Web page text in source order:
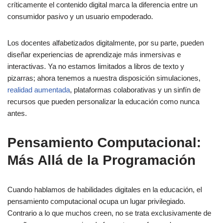
críticamente el contenido digital marca la diferencia entre un
consumidor pasivo y un usuario empoderado.
Los docentes alfabetizados digitalmente, por su parte, pueden
diseñar experiencias de aprendizaje más inmersivas e
interactivas. Ya no estamos limitados a libros de texto y
pizarras; ahora tenemos a nuestra disposición simulaciones,
realidad aumentada, plataformas colaborativas y un sinfín de
recursos que pueden personalizar la educación como nunca
antes.
Pensamiento Computacional:
Más Allá de la Programación
Cuando hablamos de habilidades digitales en la educación, el
pensamiento computacional ocupa un lugar privilegiado.
Contrario a lo que muchos creen, no se trata exclusivamente de